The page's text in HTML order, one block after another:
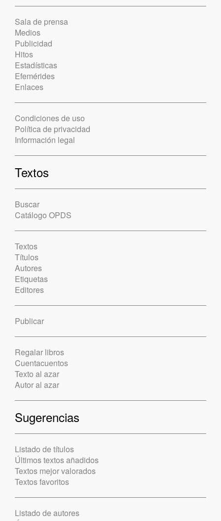
Sala de prensa
Medios
Publicidad
Hitos
Estadísticas
Efemérides
Enlaces
Condiciones de uso
Política de privacidad
Información legal
Textos
Buscar
Catálogo OPDS
Textos
Títulos
Autores
Etiquetas
Editores
Publicar
Regalar libros
Cuentacuentos
Texto al azar
Autor al azar
Sugerencias
Listado de títulos
Últimos textos añadidos
Textos mejor valorados
Textos favoritos
Listado de autores